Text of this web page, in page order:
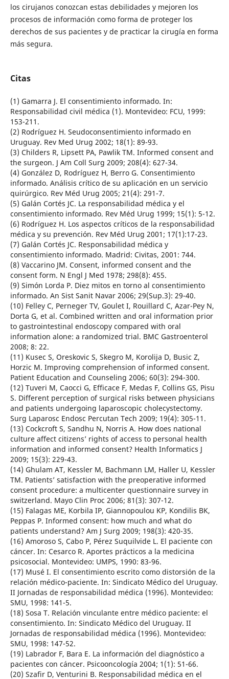
los cirujanos conozcan estas debilidades y mejoren los
procesos de información como forma de proteger los
derechos de sus pacientes y de practicar la cirugía en forma
más segura.
Citas
(1) Gamarra J. El consentimiento informado. In:
Responsabilidad civil médica (1). Montevideo: FCU, 1999:
153-211.
(2) Rodríguez H. Seudoconsentimiento informado en
Uruguay. Rev Med Urug 2002; 18(1): 89-93.
(3) Childers R, Lipsett PA, Pawlik TM. Informed consent and
the surgeon. J Am Coll Surg 2009; 208(4): 627-34.
(4) González D, Rodríguez H, Berro G. Consentimiento
informado. Análisis crítico de su aplicación en un servicio
quirúrgico. Rev Méd Urug 2005; 21(4): 291-7.
(5) Galán Cortés JC. La responsabilidad médica y el
consentimiento informado. Rev Méd Urug 1999; 15(1): 5-12.
(6) Rodríguez H. Los aspectos críticos de la responsabilidad
médica y su prevención. Rev Méd Urug 2001; 17(1):17-23.
(7) Galán Cortés JC. Responsabilidad médica y
consentimiento informado. Madrid: Civitas, 2001: 744.
(8) Vaccarino JM. Consent, informed consent and the
consent form. N Engl J Med 1978; 298(8): 455.
(9) Simón Lorda P. Diez mitos en torno al consentimiento
informado. An Sist Sanit Navar 2006; 29(Sup.3): 29-40.
(10) Felley C, Perneger TV, Goulet I, Rouillard C, Azar-Pey N,
Dorta G, et al. Combined written and oral information prior
to gastrointestinal endoscopy compared with oral
information alone: a randomized trial. BMC Gastroenterol
2008; 8: 22.
(11) Kusec S, Oreskovic S, Skegro M, Korolija D, Busic Z,
Horzic M. Improving comprehension of informed consent.
Patient Education and Counseling 2006; 60(3): 294-300.
(12) Tuveri M, Caocci G, Efficace F, Medas F, Collins GS, Pisu
S. Different perception of surgical risks between physicians
and patients undergoing laparoscopic cholecystectomy.
Surg Laparosc Endosc Percutan Tech 2009; 19(4): 305-11.
(13) Cockcroft S, Sandhu N, Norris A. How does national
culture affect citizens’ rights of access to personal health
information and informed consent? Health Informatics J
2009; 15(3): 229-43.
(14) Ghulam AT, Kessler M, Bachmann LM, Haller U, Kessler
TM. Patients’ satisfaction with the preoperative informed
consent procedure: a multicenter questionnaire survey in
switzerland. Mayo Clin Proc 2006; 81(3): 307-12.
(15) Falagas ME, Korbila IP, Giannopoulou KP, Kondilis BK,
Peppas P. Informed consent: how much and what do
patients understand? Am J Surg 2009; 198(3): 420-35.
(16) Amoroso S, Cabo P, Pérez Suquilvide L. El paciente con
cáncer. In: Cesarco R. Aportes prácticos a la medicina
psicosocial. Montevideo: UMPS, 1990: 83-96.
(17) Musé I. El consentimiento escrito como distorsión de la
relación médico-paciente. In: Sindicato Médico del Uruguay.
II Jornadas de responsabilidad médica (1996). Montevideo:
SMU, 1998: 141-5.
(18) Sosa T. Relación vinculante entre médico paciente: el
consentimiento. In: Sindicato Médico del Uruguay. II
Jornadas de responsabilidad médica (1996). Montevideo:
SMU, 1998: 147-52.
(19) Labrador F, Bara E. La información del diagnóstico a
pacientes con cáncer. Psicooncología 2004; 1(1): 51-66.
(20) Szafir D, Venturini B. Responsabilidad médica en el